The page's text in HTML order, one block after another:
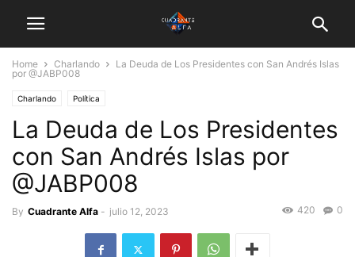
Home Charlando
La Deuda de Los Presidentes con San Andrés Islas
por @JABP008
Charlando Política
La Deuda de Los Presidentes
con San Andrés Islas por
@JABP008
By Cuadrante Alfa - julio 12, 2023 0
420